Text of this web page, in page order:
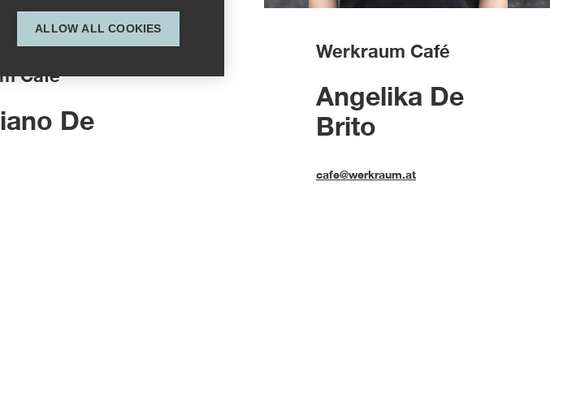
Café
De
Werkraum Café
Angelika De
Brito
cafe@werkraum.at
ALLOW ALL COOKIES